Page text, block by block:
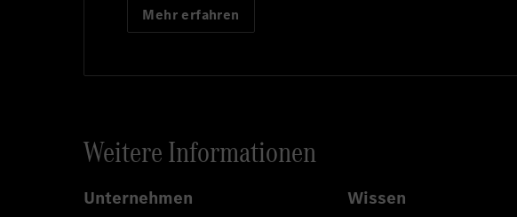
Mehr erfahren
Weitere Informationen
Unternehmen Wissen